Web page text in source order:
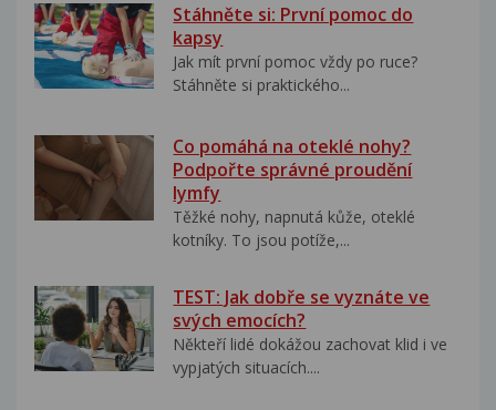
Stáhněte si: První pomoc do
kapsy
Jak mít první pomoc vždy po ruce?
Stáhněte si praktického...
Co pomáhá na oteklé nohy?
Podpořte správné proudění
lymfy
Těžké nohy, napnutá kůže, oteklé
kotníky. To jsou potíže,...
TEST: Jak dobře se vyznáte ve
svých emocích?
Někteří lidé dokážou zachovat klid i ve
vypjatých situacích....